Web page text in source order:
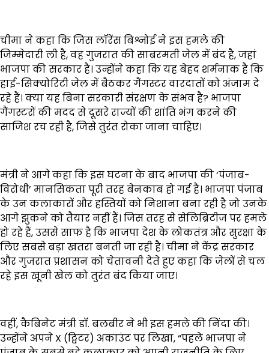
चीमा ने कहा कि जिस लॉरेंस बिश्नोई ने इस हमले की
जिम्मेदारी ली है, वह गुजरात की साबरमती जेल में बंद है, जहां
भाजपा की सरकार है। उन्होंने कहा कि यह बेहद शर्मनाक है कि
हाई-सिक्योरिटी जेल में बैठकर गैंगस्टर वारदातों को अंजाम दे
रहे हैं। क्या यह बिना सरकारी संरक्षण के संभव है? भाजपा
गैंगस्टरों की मदद से दूसरे राज्यों की शांति भंग करने की
साजिश रच रही है, जिसे तुरंत रोका जाना चाहिए।
मंत्री ने आगे कहा कि इस घटना के बाद भाजपा की ‘पंजाब-
विरोधी’ मानसिकता पूरी तरह बेनकाब हो गई है। भाजपा पंजाब
के उन कलाकारों और हस्तियों को निशाना बना रही है जो उनके
आगे झुकने को तैयार नहीं हैं। जिस तरह से सेलिब्रिटीज पर हमले
हो रहे हैं, उससे साफ है कि भाजपा देश के लोकतंत्र और सुरक्षा के
लिए सबसे बड़ा खतरा बनती जा रही है। चीमा ने केंद्र सरकार
और गुजरात प्रशासन को चेतावनी देते हुए कहा कि जेलों से चल
रहे इस खूनी खेल को तुरंत बंद किया जाए।
वहीं, कैबिनेट मंत्री डॉ. बलबीर ने भी इस हमले की निंदा की।
उन्होंने अपने X (ट्विटर) अकाउंट पर लिखा, “पहले भाजपा ने